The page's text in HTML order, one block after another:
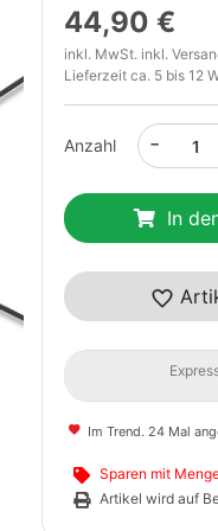
44,90 €
inkl. MwSt. inkl.
Lieferzeit ca. 5 bis 12
Anzahl -
In
Im Trend. 24 Mal
Sparen mit
Artikel wird auf